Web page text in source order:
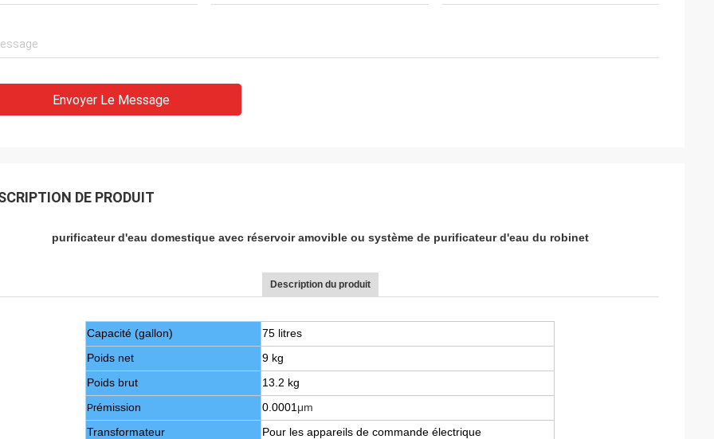
Envoyer Le Message
DE PRODUIT
purificateur d'eau domestique avec réservoir amovible ou système de purificateur d'eau du robinet
Description du produit
Capacité (gallon)
75 litres
Poids net
9 kg
Poids brut
13.2 kg
Prémission 0.0001 μm
Transformateur
Pour les appareils de commande électrique